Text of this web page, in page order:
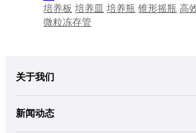
培养板 培养皿 培养瓶 锥形摇瓶 高
微粒冻存管
关于我们
新闻动态